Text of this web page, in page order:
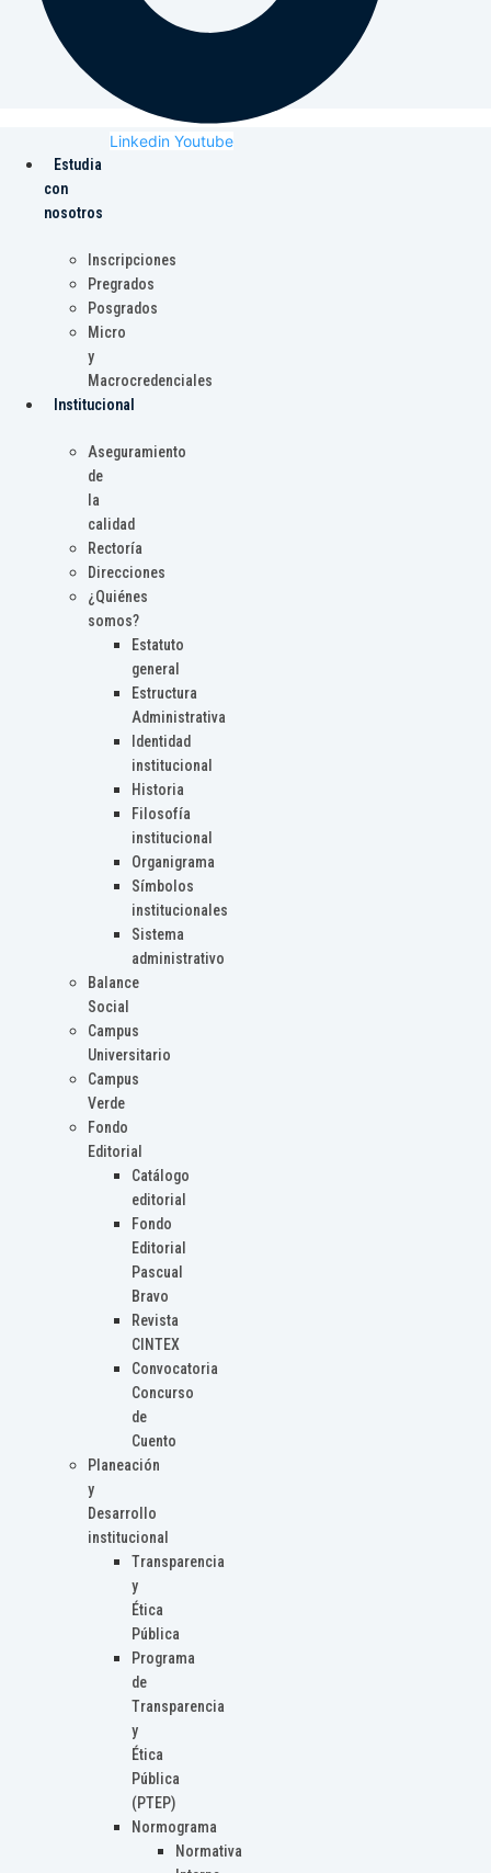
Linkedin Youtube
Estudia
con
nosotros
Inscripciones
Pregrados
Posgrados
Micro
y
Macrocredenciales
Institucional
Aseguramiento
de
la
calidad
Rectoría
Direcciones
¿Quiénes
somos?
Estatuto
general
Estructura
Administrativa
Identidad
institucional
Historia
Filosofía
institucional
Organigrama
Símbolos
institucionales
Sistema
administrativo
Balance
Social
Campus
Universitario
Campus
Verde
Fondo
Editorial
Catálogo
editorial
Fondo
Editorial
Pascual
Bravo
Revista
CINTEX
Convocatoria
Concurso
de
Cuento
Planeación
y
Desarrollo
institucional
Transparencia
y
Ética
Pública
Programa
de
Transparencia
y
Ética
Pública
(PTEP)
Normograma
Normativa